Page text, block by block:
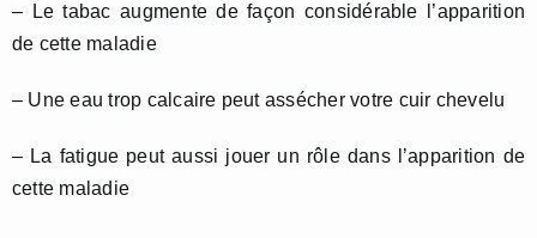
– Le tabac augmente de façon considérable l’apparition
de cette maladie
– Une eau trop calcaire peut assécher votre cuir chevelu
– La fatigue peut aussi jouer un rôle dans l’apparition de
cette maladie